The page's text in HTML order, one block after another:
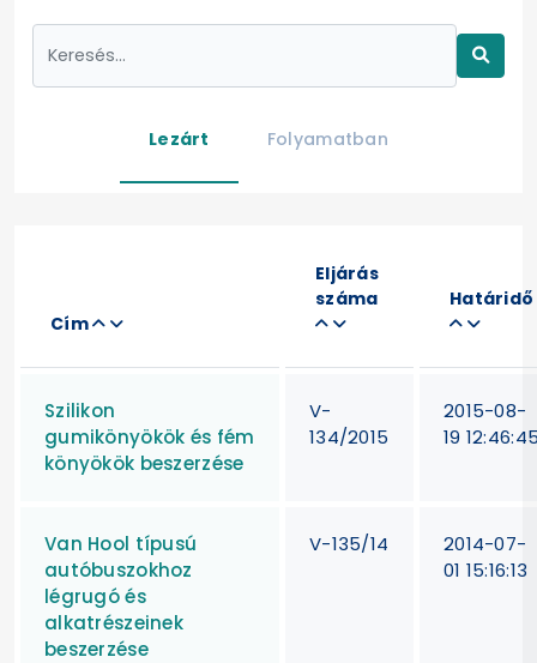
Lezárt Folyamatban
Cím
Eljárás
száma
Határidő
Szilikon
gumikönyökök és fém
könyökök beszerzése
V-
134/2015
2015-08-
19
Van Hool típusú
autóbuszokhoz
légrugó és
alkatrészeinek
beszerzése
V-135/14
2014-07-
01 15:16:13